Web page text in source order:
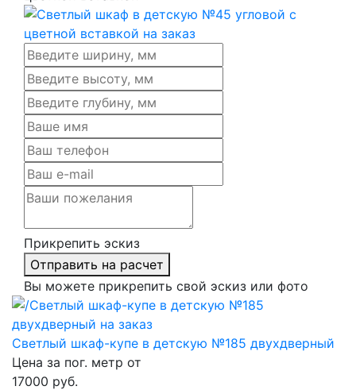
Прикрепить эскиз
Отправить на расчет
Вы можете прикрепить свой эскиз или фото
Светлый шкаф-купе в детскую №185 двухдверный
Цена за пог. метр от
17000 руб.